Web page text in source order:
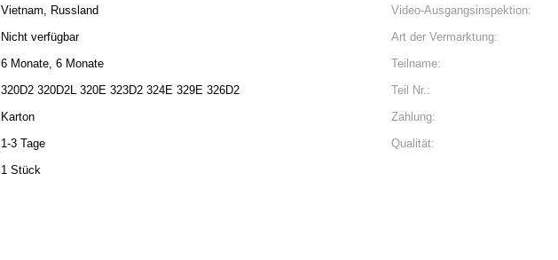
Vietnam, Russland Video-Ausgangsinspektion:
Nicht verfügbar Art der Vermarktung:
6 Monate, 6 Monate Teilname:
320D2 320D2L 320E 323D2 324E 329E 326D2 Teil Nr.:
Karton Zahlung:
1-3 Tage Qualität:
1 Stück